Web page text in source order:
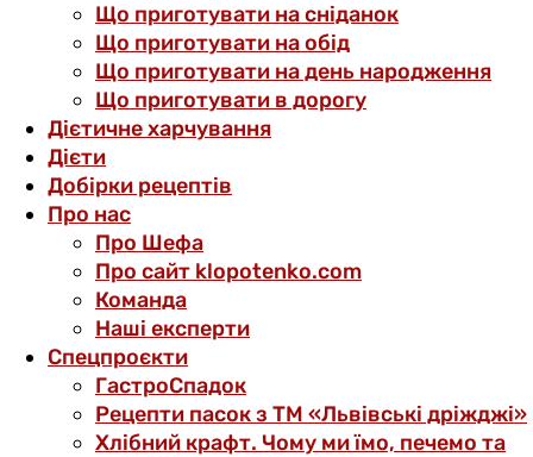
Що приготувати на сніданок
Що приготувати на обід
Що приготувати на день народження
Що приготувати в дорогу
Дієтичне харчування
Дієти
Добірки рецептів
Про нас
Про Шефа
Про сайт klopotenko.com
Команда
Наші експерти
Спецпроєкти
ГастроСпадок
Рецепти пасок з ТМ «Львівські дріжджі»
Хлібний крафт. Чому ми їмо, печемо та